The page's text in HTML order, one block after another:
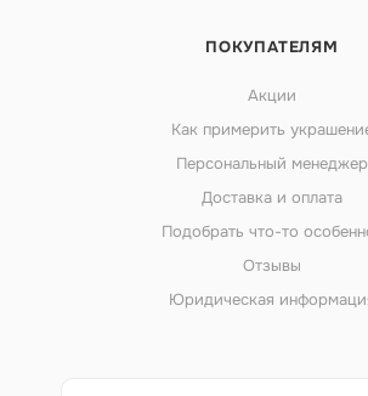
ПОКУПАТЕЛЯМ
Акции
Как примерить
Персональный менеджер
Доставка и оплата
Подобрать что-то
Отзывы
Юридическая